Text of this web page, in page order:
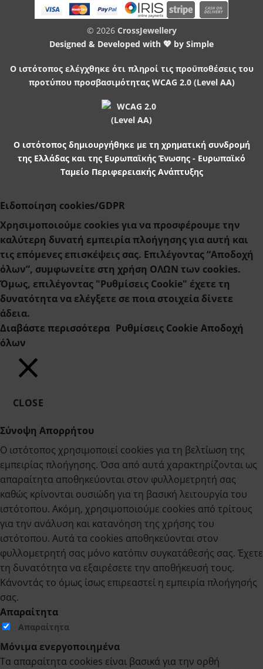
© 2026 CrossJewellery
Designed & Developed with 💖 by Simple
Ο ιστότοπος ελέγχθηκε ότι πληροί τις προϋποθέσεις του
προτύπου προσβασιμότητας WCAG 2.0 (Level AA)
Ο ιστότοπος δημιουργήθηκε με τη χρηματική συνδρομή
της Ελλάδας και της Ευρωπαϊκής Ένωσης - Ευρωπαϊκό
Ταμείο Περιφερειακής Ανάπτυξης
Ειδοποίηση cookies/GDPR
Χρησιμοποιούμε cookies για να προσφέρουμε την
καλύτερη δυνατή εμπειρία πλοήγησης για αυτή και
τις επόμενες επισκέψεις σας. Επιλέγοντας “Αποδοχή
όλων”, συμφωνείτε στη χρήση ΟΛΩΝ των cookies.
Όμως, επιλέγοντας "Ρυθμίσεις Cookie" έχετε τη
δυνατότητα να ελέγξετε σε ποια στοιχεία δίνετε
άδεια.
Διαβάστε περισσότερα Ρυθμίσεις Cookie Αποδοχή
όλων
CLOSE
Σύνοψη Απορρήτου
Ο ιστότοπος χρησιμοποιεί cookies για τη βελτίωση της
εμπειρίας πλοήγησης. Όσα από αυτά χαρακτηρίζονται ως
απαραίτητα αποθηκεύονται στον φυλλομετρητή σας
καθώς κρίνονται ουσιώδη για τη βασική λειτουργία του
ιστότοπου. Ακόμη, χρησιμοποιούμε cookies από τρίτους
για την ανάλυση και κατανόηση της χρήσης του
ιστότοπου. Αυτά τα cookies αποθηκεύονται στον
φυλλομετρητή σας μόνο κατόπιν συγκατάθεσής σας. Έχετε
τη δυνατότητα να εξαιρέσετε την αποθήκευσή τους.
Κάνοντάς το όμως ίσως επιρεαστεί η εμπειρία πλοήγησής
σας.
Απαραίτητα
Απαραίτητα
Μόνιμα ενεργοποιημένα
Τα απαραίτητα cookies είναι βασικά για την ορθή